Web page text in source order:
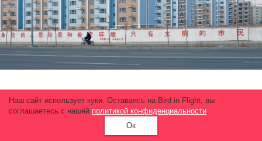
Наш сайт использует куки. Оставаясь на Bird in Flight, вы
соглашаетесь с нашей политикой конфиденциальности.
Ок